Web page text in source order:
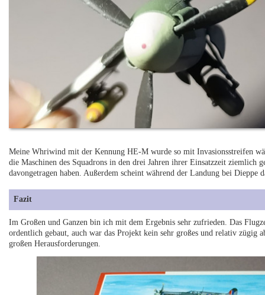
Meine Whriwind mit der Kennung HE-M wurde so mit Invasionsstreifen
die Maschinen des Squadrons in den drei Jahren ihrer Einsatzzeit ziemlich
davongetragen haben. Außerdem scheint während der Landung bei Dieppe
Fazit
Im Großen und Ganzen bin ich mit dem Ergebnis sehr zufrieden. Das
ordentlich gebaut, auch war das Projekt kein sehr großes und relativ zügig
großen Herausforderungen.